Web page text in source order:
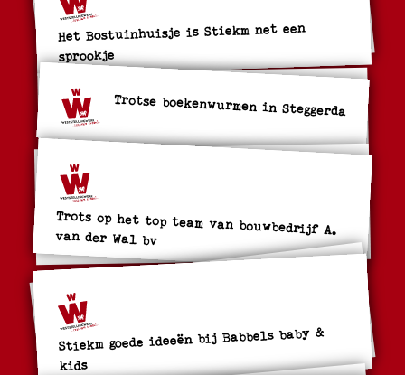
Het Bostuinhuisje is Stiekm net een
sprookje
Trotse boekenwurmen in Steggerda
Trots op het top team van bouwbedrijf A.
van der Wal bv
Stiekm goede ideeën bij Babbels baby &
kids